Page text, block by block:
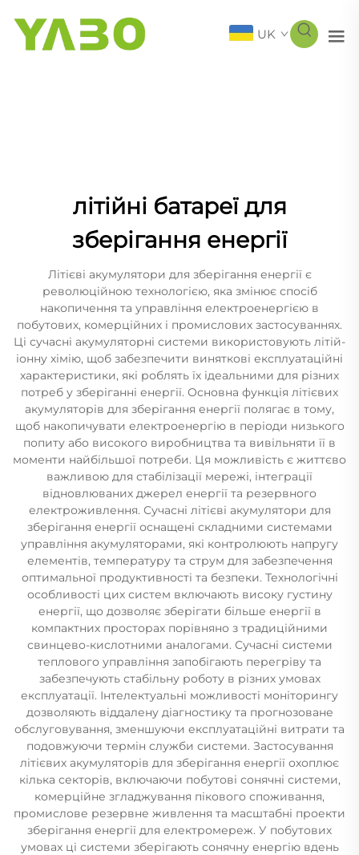
UK
літійні батареї для
зберігання енергії
Літієві акумулятори для зберігання енергії є
революційною технологією, яка змінює спосіб
накопичення та управління електроенергією в
побутових, комерційних і промислових застосуваннях.
Ці сучасні акумуляторні системи використовують літій-
іонну хімію, щоб забезпечити виняткові експлуатаційні
характеристики, які роблять їх ідеальними для різних
потреб у зберіганні енергії. Основна функція літієвих
акумуляторів для зберігання енергії полягає в тому,
щоб накопичувати електроенергію в періоди низького
попиту або високого виробництва та вивільняти її в
моменти найбільшої потреби. Ця можливість є життєво
важливою для стабілізації мережі, інтеграції
відновлюваних джерел енергії та резервного
електроживлення. Сучасні літієві акумулятори для
зберігання енергії оснащені складними системами
управління акумуляторами, які контролюють напругу
елементів, температуру та струм для забезпечення
оптимальної продуктивності та безпеки. Технологічні
особливості цих систем включають високу густину
енергії, що дозволяє зберігати більше енергії в
компактних просторах порівняно з традиційними
свинцево-кислотними аналогами. Сучасні системи
теплового управління запобігають перегріву та
забезпечують стабільну роботу в різних умовах
експлуатації. Інтелектуальні можливості моніторингу
дозволяють віддалену діагностику та прогнозоване
обслуговування, зменшуючи експлуатаційні витрати та
подовжуючи термін служби системи. Застосування
літієвих акумуляторів для зберігання енергії охоплює
кілька секторів, включаючи побутові сонячні системи,
комерційне згладжування пікового споживання,
промислове резервне живлення та масштабні проекти
зберігання енергії для електромереж. У побутових
умовах ці системи зберігають сонячну енергію вдень